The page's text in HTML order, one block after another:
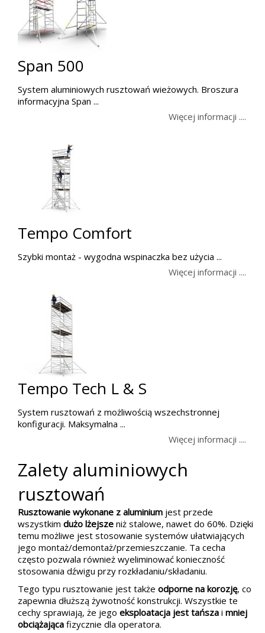
Span 500
System aluminiowych rusztowań wieżowych. Broszura
informacyjna Span ...
Więcej informacji ....
Tempo Comfort
Szybki montaż - wygodna wspinaczka bez użycia ...
Więcej informacji ....
Tempo Tech L & S
System rusztowań z możliwością wszechstronnej
konfiguracji. Maksymalna ...
Więcej informacji ....
Zalety aluminiowych
rusztowań
Rusztowanie wykonane z aluminium jest przede
wszystkim dużo lżejsze niż stalowe, nawet do 60%. Dzięki
temu możliwe jest stosowanie systemów ułatwiających
jego montaż/demontaż/przemieszczanie. Ta cecha
często pozwala również wyeliminować konieczność
stosowania dźwigu przy rozkładaniu/składaniu.
Tego typu rusztowanie jest także odporne na korozję, co
zapewnia dłuższą żywotność konstrukcji. Wszystkie te
cechy sprawiają, że jego eksploatacja jest tańsza i mniej
obciążająca fizycznie dla operatora.